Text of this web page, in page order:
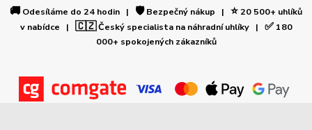
🚚 Odesíláme do 24 hodin | 🛡️Bezpečný nákup | ⭐20 500+ uhlíků
v nabídce | 🇨🇿Český specialista na náhradní uhlíky | ✅180
000+ spokojených zákazníků